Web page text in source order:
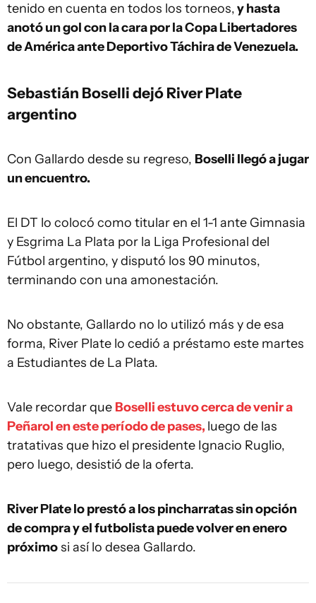
tenido en cuenta en todos los torneos,y hasta
anotó un gol con la cara por la Copa Libertadores
de América ante Deportivo Táchira de Venezuela.
Sebastián Boselli dejó River Plate
argentino
Con Gallardo desde su regreso, Boselli llegó a jugar
un encuentro.
El DT lo colocó como titular en el 1-1 ante Gimnasia
y Esgrima La Plata por la Liga Profesional del
Fútbol argentino, y disputó los 90 minutos,
terminando con una amonestación.
No obstante, Gallardo no lo utilizó más y de esa
forma, River Plate lo cedió a préstamo este martes
a Estudiantes de La Plata.
Vale recordar que Boselli estuvo cerca de venir a
Peñarol en este período de pases, luego de las
tratativas que hizo el presidente Ignacio Ruglio,
pero luego, desistió de la oferta.
River Plate lo prestó a los pincharratas sin opción
de compra y el futbolista puede volver en enero
próximosi así lo desea Gallardo.